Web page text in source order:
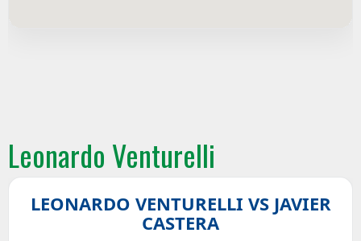
Leonardo Venturelli
LEONARDO VENTURELLI VS JAVIER
CASTERA